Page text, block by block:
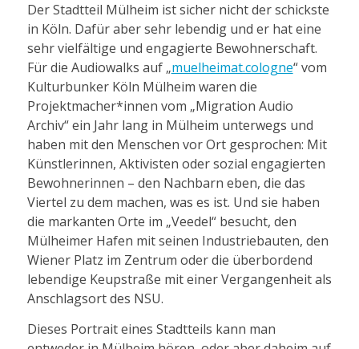
Der Stadtteil Mülheim ist sicher nicht der schickste
in Köln. Dafür aber sehr lebendig und er hat eine
sehr vielfältige und engagierte Bewohnerschaft.
Für die Audiowalks auf „muelheimat.cologne“ vom
Kulturbunker Köln Mülheim waren die
Projektmacher*innen vom „Migration Audio
Archiv“ ein Jahr lang in Mülheim unterwegs und
haben mit den Menschen vor Ort gesprochen: Mit
Künstlerinnen, Aktivisten oder sozial engagierten
Bewohnerinnen – den Nachbarn eben, die das
Viertel zu dem machen, was es ist. Und sie haben
die markanten Orte im „Veedel“ besucht, den
Mülheimer Hafen mit seinen Industriebauten, den
Wiener Platz im Zentrum oder die überbordend
lebendige Keupstraße mit einer Vergangenheit als
Anschlagsort des NSU.
Dieses Portrait eines Stadtteils kann man